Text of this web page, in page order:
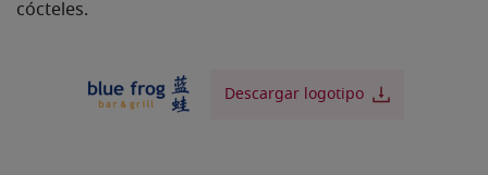
cócteles.
Descargar logotipo